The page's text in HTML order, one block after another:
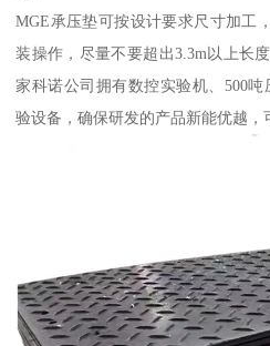
MGE承压垫可按设计要求尺寸加工
装操作，尽量不要超出3.3m以上长
家科诺公司拥有数控实验机、500
验设备，确保研发的产品新能优越，